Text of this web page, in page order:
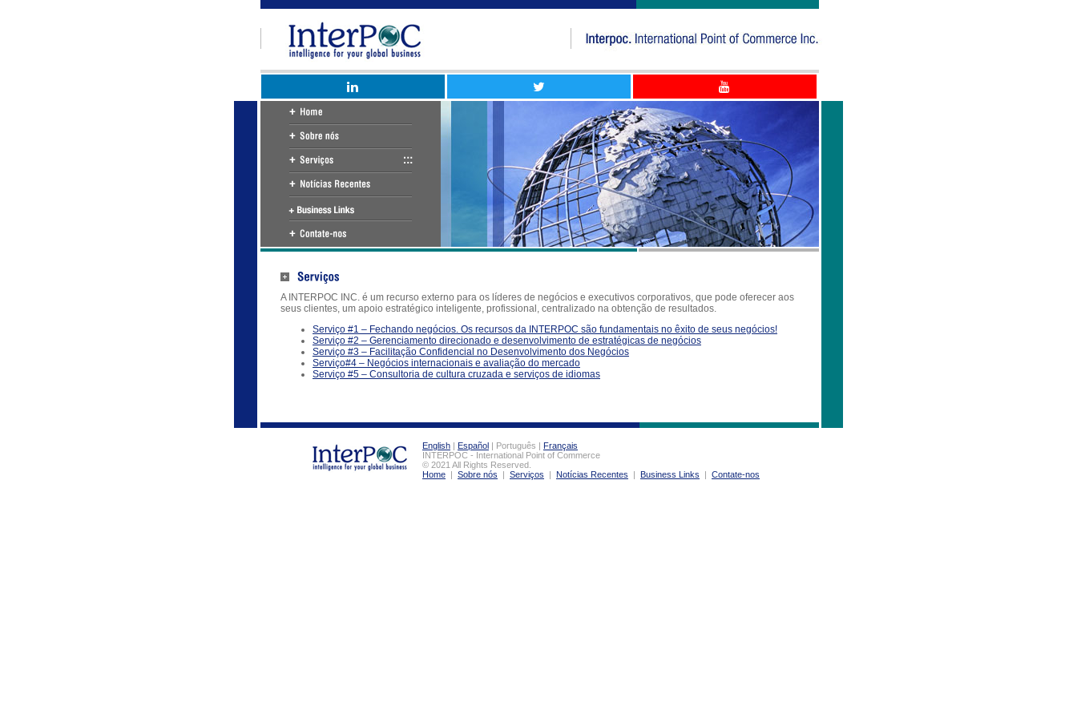
A INTERPOC INC. é um recurso externo para os líderes de negócios e executivos corporativos, que pode oferecer aos
seus clientes, um apoio estratégico inteligente, profissional, centralizado na obtenção de resultados.
Serviço #1 – Fechando negócios. Os recursos da INTERPOC são fundamentais no êxito de seus negócios!
Serviço #2 – Gerenciamento direcionado e desenvolvimento de estratégicas de negócios
Serviço #3 – Facilitação Confidencial no Desenvolvimento dos Negócios
Serviço#4 – Negócios internacionais e avaliação do mercado
Serviço #5 – Consultoria de cultura cruzada e serviços de idiomas
English | Español | Português | Français
INTERPOC - International Point of Commerce
© 2021 All Rights Reserved.
Home | Sobre nós | Serviços | Notícias Recentes | Business Links | Contate-nos